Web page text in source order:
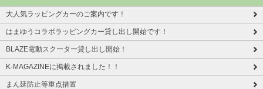
大人気ラッピングカーのご案内です！
はまゆうコラボラッピングカー貸し出し開始です！
BLAZE電動スクーター貸し出し開始！
K-MAGAZINEに掲載されました！！
まん延防止等重点措置